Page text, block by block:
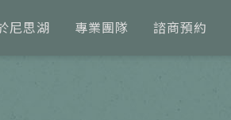
尼思湖 專業團隊 諮商預約